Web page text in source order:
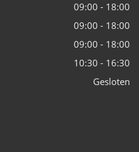
09:00 - 18:00
09:00 - 18:00
09:00 - 18:00
10:30 - 16:30
Gesloten